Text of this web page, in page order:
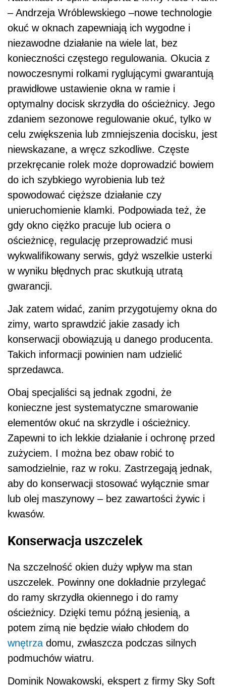
– Andrzeja Wróblewskiego –nowe technologie
okuć w oknach zapewniają ich wygodne i
niezawodne działanie na wiele lat, bez
konieczności częstego regulowania. Okucia z
nowoczesnymi rolkami ryglującymi gwarantują
prawidłowe ustawienie okna w ramie i
optymalny docisk skrzydła do ościeżnicy. Jego
zdaniem sezonowe regulowanie okuć, tylko w
celu zwiększenia lub zmniejszenia docisku, jest
niewskazane, a wręcz szkodliwe. Częste
przekręcanie rolek może doprowadzić bowiem
do ich szybkiego wyrobienia lub też
spowodować cięższe działanie czy
unieruchomienie klamki. Podpowiada też, że
gdy okno ciężko pracuje lub ociera o
ościeżnicę, regulację przeprowadzić musi
wykwalifikowany serwis, gdyż wszelkie usterki
w wyniku błędnych prac skutkują utratą
gwarancji.
Jak zatem widać, zanim przygotujemy okna do
zimy, warto sprawdzić jakie zasady ich
konserwacji obowiązują u danego producenta.
Takich informacji powinien nam udzielić
sprzedawca.
Obaj specjaliści są jednak zgodni, że
konieczne jest systematyczne smarowanie
elementów okuć na skrzydle i ościeżnicy.
Zapewni to ich lekkie działanie i ochronę przed
zużyciem. I można bez obaw robić to
samodzielnie, raz w roku. Zastrzegają jednak,
aby do konserwacji stosować wyłącznie smar
lub olej maszynowy – bez zawartości żywic i
kwasów.
Konserwacja uszczelek
Na szczelność okien duży wpływ ma stan
uszczelek. Powinny one dokładnie przylegać
do ramy skrzydła okiennego i do ramy
ościeżnicy. Dzięki temu późną jesienią, a
potem zimą nie będzie wiało chłodem do
wnętrza domu, zwłaszcza podczas silnych
podmuchów wiatru.
Dominik Nowakowski, ekspert z firmy Sky Soft